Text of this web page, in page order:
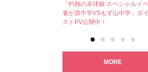
「灼熱の卓球娘 スペシャルイ
雀が原中学VSもず山中学」ダ
ストPV公開中！
MORE